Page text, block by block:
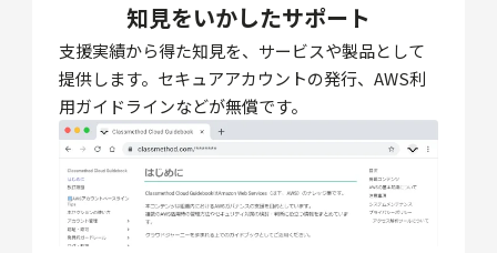
知見をいかしたサポート
支援実績から得た知見を、サービスや製品として
提供します。セキュアアカウントの発行、AWS利
用ガイドラインなどが無償です。